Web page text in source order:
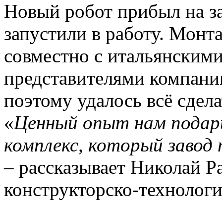
Новый робот прибыл на
запустили в работу.
совместно с
представителями
поэтому удалось всё
«Ценный опыт нам
комплекс, который
– рассказывает Николай
конструкторско-